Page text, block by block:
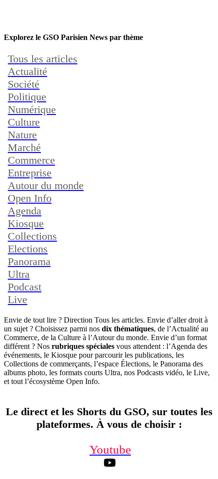
Explorez le GSO Parisien News par thème
Tous les articles
Actualité
Société
Politique
Numérique
Culture
Nature
Marché
Commerce
Entreprise
Autour du monde
Open Info
Agenda
Kiosque
Collections
Elections
Panorama
Ultra
Podcast
Live
Envie de tout lire ? Direction Tous les articles. Envie d’aller droit à
un sujet ? Choisissez parmi nos dix thématiques, de l’Actualité au
Commerce, de la Culture à l’Autour du monde. Envie d’un format
différent ? Nos rubriques spéciales vous attendent : l’Agenda des
événements, le Kiosque pour parcourir les publications, les
Collections de commerçants, l’espace Élections, le Panorama des
albums photo, les formats courts Ultra, nos Podcasts vidéo, le Live,
et tout l’écosystème Open Info.
Le direct et les Shorts du GSO, sur toutes les
plateformes. À vous de choisir:
Youtube